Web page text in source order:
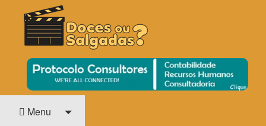
DOCES OU SALGADAS?
O Cinema? Uma Paixão!!
Menu